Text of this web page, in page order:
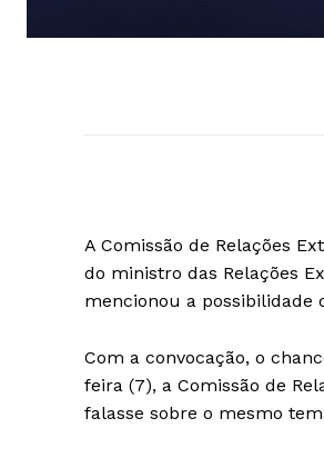
A Comissão de Relações
do ministro das Relações
mencionou a possibilidade
Com a convocação, o
feira (7), a Comissão de
falasse sobre o mesmo